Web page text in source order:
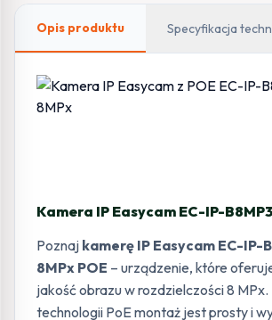
8MPx
Opis produktu Specyfikacja
Kamera IP Easycam EC-IP-
Poznaj kamerę IP Easycam EC-IP-
8MPx POE – urządzenie, które
jakość obrazu w rozdzielczości 8
technologii PoE montaż jest prosty i